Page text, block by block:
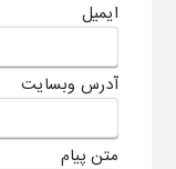
ایمیل
آدرس وبسایت
متن پیام